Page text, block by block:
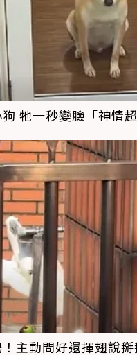
牠一秒變臉「神情超
主動問好還揮翅說掰